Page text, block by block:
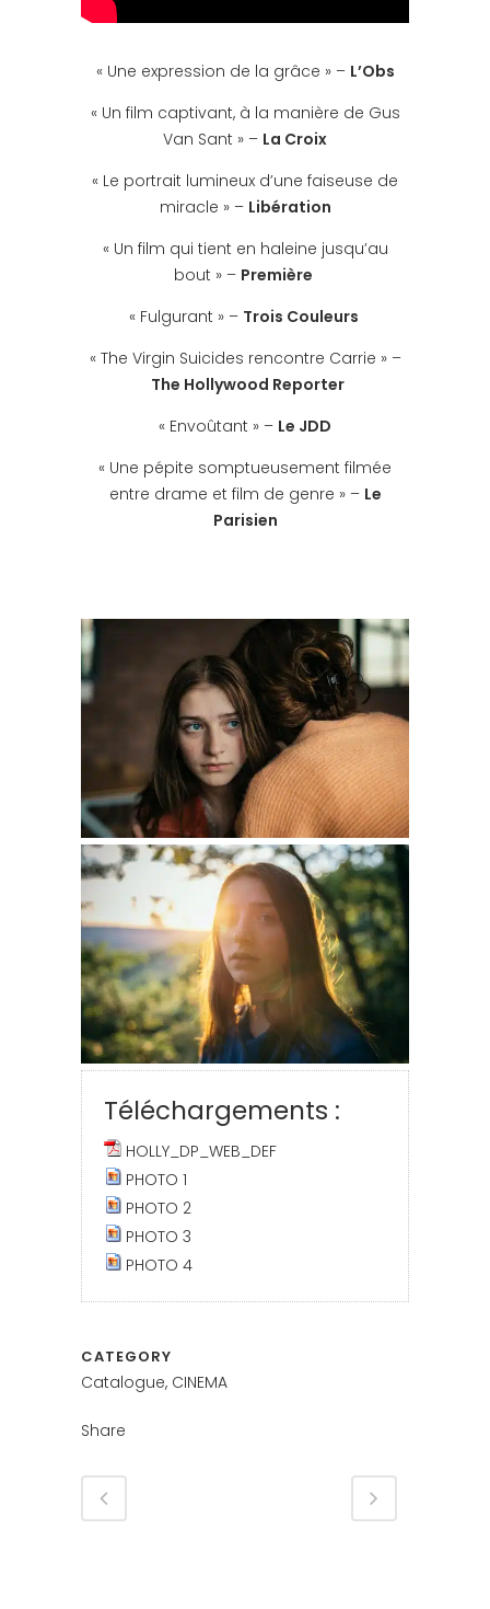
« Une expression de la grâce » – L’Obs
« Un film captivant, à la manière de Gus
Van Sant » – La Croix
« Le portrait lumineux d’une faiseuse de
miracle » – Libération
« Un film qui tient en haleine jusqu’au
bout » – Première
« Fulgurant » – Trois Couleurs
« The Virgin Suicides rencontre Carrie » –
The Hollywood Reporter
« Envoûtant » – Le JDD
« Une pépite somptueusement filmée
entre drame et film de genre » – Le
Parisien
Téléchargements :
HOLLY_DP_WEB_DEF
PHOTO 1
PHOTO 2
PHOTO 3
PHOTO 4
CATEGORY
Catalogue, CINEMA
Share